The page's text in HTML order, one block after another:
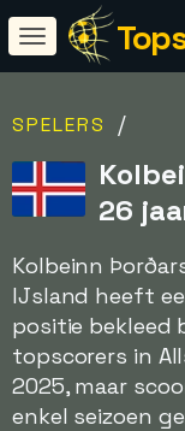
SPELERS /
26
Kolbeinn
IJsland heeft
positie bekleed
topscorers in
2025, maar
enkel seizoen